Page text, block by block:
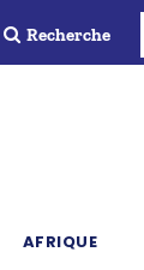
Recherche
AFRIQUE